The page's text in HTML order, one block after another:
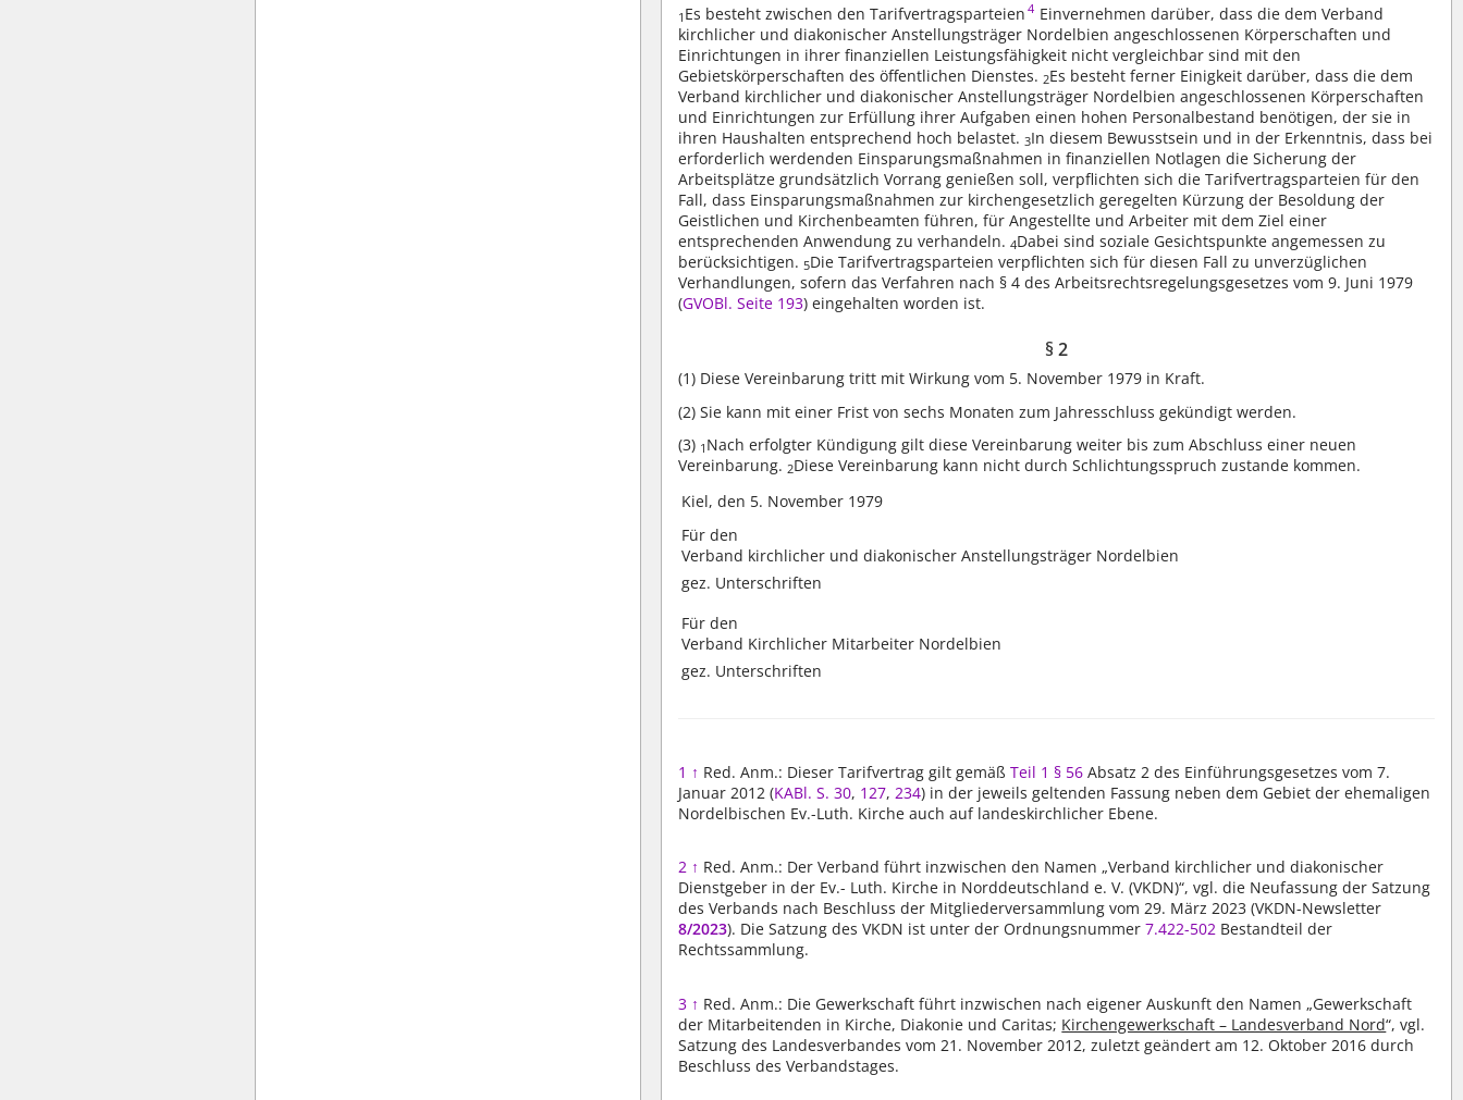
1 Es besteht zwischen den Tarifvertragsparteien 4 Einvernehmen darüber, dass die dem Verband
kirchlicher und diakonischer Anstellungsträger Nordelbien angeschlossenen Körperschaften und
Einrichtungen in ihrer finanziellen Leistungsfähigkeit nicht vergleichbar sind mit den
Gebietskörperschaften des öffentlichen Dienstes. 2Es besteht ferner Einigkeit darüber, dass die dem
Verband kirchlicher und diakonischer Anstellungsträger Nordelbien angeschlossenen Körperschaften
und Einrichtungen zur Erfüllung ihrer Aufgaben einen hohen Personalbestand benötigen, der sie in
ihren Haushalten entsprechend hoch belastet.3In diesem Bewusstsein und in der Erkenntnis, dass bei
erforderlich werdenden Einsparungsmaßnahmen in finanziellen Notlagen die Sicherung der
Arbeitsplätze grundsätzlich Vorrang genießen soll, verpflichten sich die Tarifvertragsparteien für den
Fall, dass Einsparungsmaßnahmen zur kirchengesetzlich geregelten Kürzung der Besoldung der
Geistlichen und Kirchenbeamten führen, für Angestellte und Arbeiter mit dem Ziel einer
entsprechenden Anwendung zu verhandeln.4Dabei sind soziale Gesichtspunkte angemessen zu
berücksichtigen. 5Die Tarifvertragsparteien verpflichten sich für diesen Fall zu unverzüglichen
Verhandlungen, sofern das Verfahren nach § 4 des Arbeitsrechtsregelungsgesetzes vom 9. Juni 1979
(GVOBl. Seite 193) eingehalten worden ist.
§ 2
(1) Diese Vereinbarung tritt mit Wirkung vom 5. November 1979 in Kraft.
(2) Sie kann mit einer Frist von sechs Monaten zum Jahresschluss gekündigt werden.
(3) 1 Nach erfolgter Kündigung gilt diese Vereinbarung weiter bis zum Abschluss einer neuen
Vereinbarung. 2Diese Vereinbarung kann nicht durch Schlichtungsspruch zustande kommen.
Kiel, den 5. November 1979
Für den
Verband kirchlicher und diakonischer Anstellungsträger Nordelbien
gez. Unterschriften
Für den
Verband Kirchlicher Mitarbeiter Nordelbien
gez. Unterschriften
1 ↑ Red. Anm.: Dieser Tarifvertrag gilt gemäßTeil 1 § 56 Absatz 2 des Einführungsgesetzes vom 7.
Januar 2012 (KABl. S. 30, 127,234) in der jeweils geltenden Fassung neben dem Gebiet der ehemaligen
Nordelbischen Ev.-Luth. Kirche auch auf landeskirchlicher Ebene.
2 ↑ Red. Anm.: Der Verband führt inzwischen den Namen „Verband kirchlicher und diakonischer
Dienstgeber in der Ev.- Luth. Kirche in Norddeutschland e. V. (VKDN)“, vgl. die Neufassung der Satzung
des Verbands nach Beschluss der Mitgliederversammlung vom 29. März 2023 (VKDN-Newsletter
8/2023). Die Satzung des VKDN ist unter der Ordnungsnummer7.422-502 Bestandteil der
Rechtssammlung.
3 ↑ Red. Anm.: Die Gewerkschaft führt inzwischen nach eigener Auskunft den Namen „Gewerkschaft
der Mitarbeitenden in Kirche, Diakonie und Caritas; Kirchengewerkschaft – Landesverband Nord“, vgl.
Satzung des Landesverbandes vom 21. November 2012, zuletzt geändert am 12. Oktober 2016 durch
Beschluss des Verbandstages.